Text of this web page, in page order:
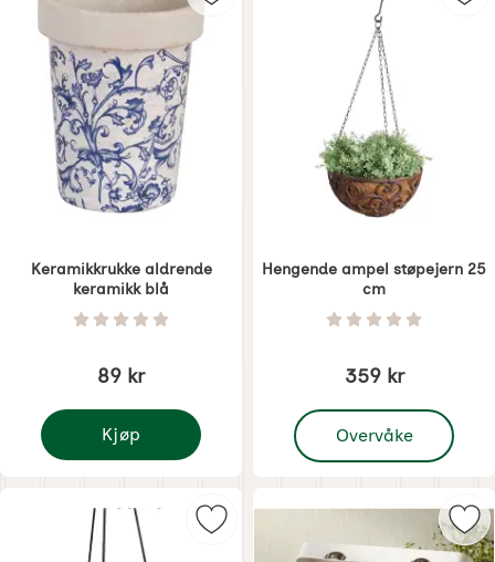
Keramikkrukke aldrende
keramikk blå
Varenummer 5906Vurdering: 0 Stjerne av 5
89 kr
Kjøp
Keramikkrukke aldrende keramikk blå
Hengende ampel støpejern 25
cm
Varenummer 5908Vurdering: 0
359 kr
Overvåke
, Hengende ampel
Merk fuglebad hengende Svart